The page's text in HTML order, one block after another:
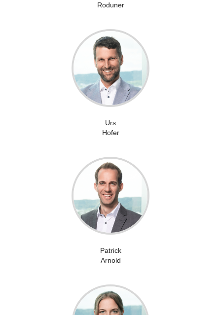
Roduner
Urs
Hofer
Patrick
Arnold